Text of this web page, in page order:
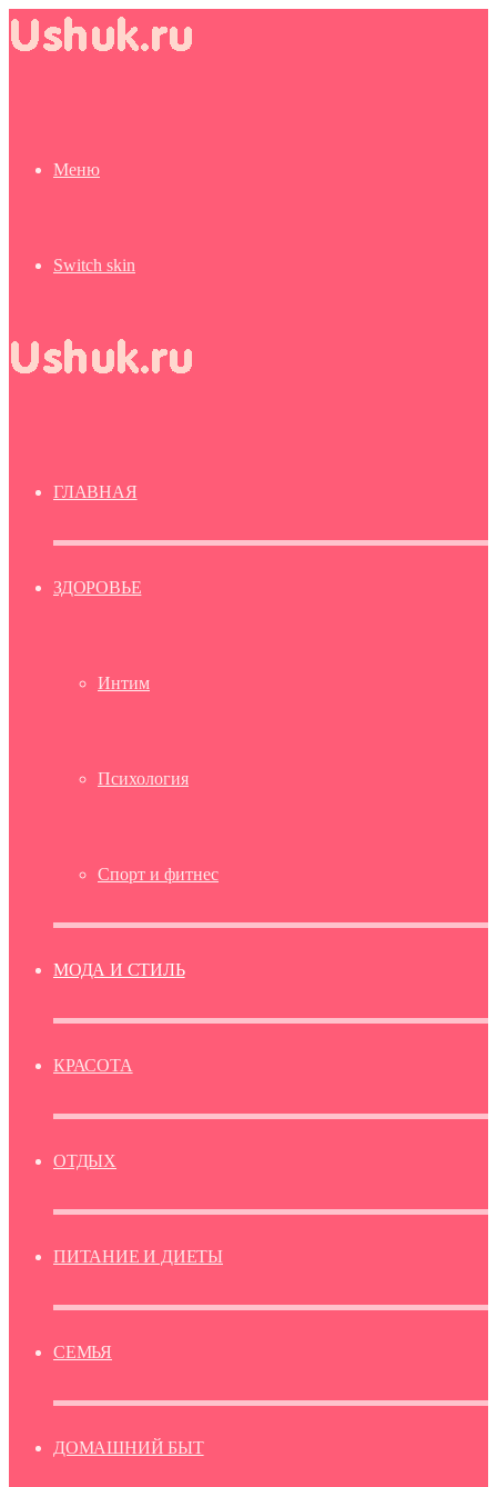
Меню
Switch skin
ГЛАВНАЯ
ЗДОРОВЬЕ
Интим
Психология
Спорт и фитнес
МОДА И СТИЛЬ
КРАСОТА
ОТДЫХ
ПИТАНИЕ И ДИЕТЫ
СЕМЬЯ
ДОМАШНИЙ БЫТ